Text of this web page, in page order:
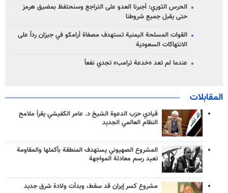
الحرس الثوري: أجبرنا العدو على التراجع وسنحتفظ بمضيق هرمز
حتى يقبل جميع شروطنا
القوات المسلحة اليمنية تستهدف مصفاة أرامكو في جيزان رداً على
الانتهاكات السعودية
عندما لم تعد «خدعة ترامب» تجدي نفعاً
المقابلات
قيادي حزب الدعوة الشيخ د. عامر الكفيشي يقرأ ملامح
النظام العالمي الجديد
المشروع الصهيوني يستهدف المنطقة بأكملها والمقاومة
تعيد رسم معادلة المواجهة
مشروع كسر إيران قد سقط، وبدأت ولادة شرق جديد